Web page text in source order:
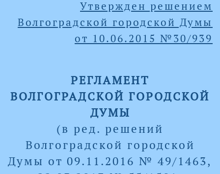
Утвержден решением
Волгоградской городской Думы
от 10.06.2015 №30/939
РЕГЛАМЕНТ
ВОЛГОГРАДСКОЙ ГОРОДСКОЙ
ДУМЫ
(в ред. решений
Волгоградской городской
Думы от 09.11.2016 № 49/1463,